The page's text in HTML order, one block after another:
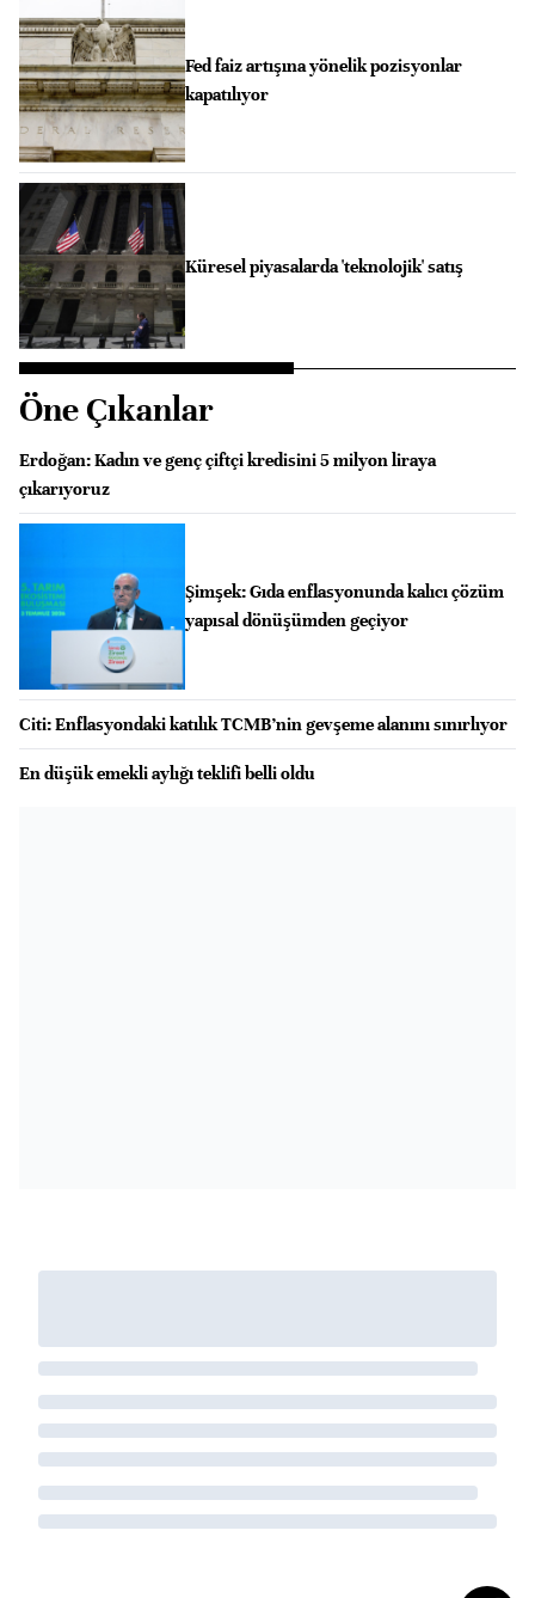
Fed faiz artışına yönelik pozisyonlar
kapatılıyor
Küresel piyasalarda 'teknolojik' satış
Öne Çıkanlar
Erdoğan: Kadın ve genç çiftçi kredisini 5 milyon liraya
çıkarıyoruz
Şimşek: Gıda enflasyonunda kalıcı çözüm
yapısal dönüşümden geçiyor
Citi: Enflasyondaki katılık TCMB’nin gevşeme alanını sınırlıyor
En düşük emekli aylığı teklifi belli oldu